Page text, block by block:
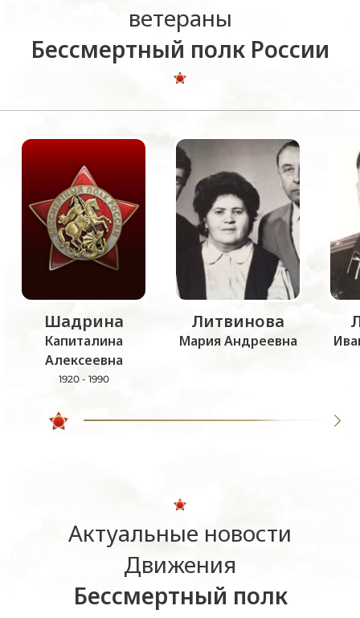
ветераны
Бессмертный полк России
Шадрина
Капиталина
Алексеевна
1920 - 1990
Литвинова
Мария Андреевна
Актуальные новости
Движения
Бессмертный полк